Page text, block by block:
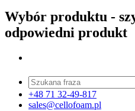
Wybór produktu -
odpowiedni produkt
+48 71 32-49-817
sales@cellofoam.pl